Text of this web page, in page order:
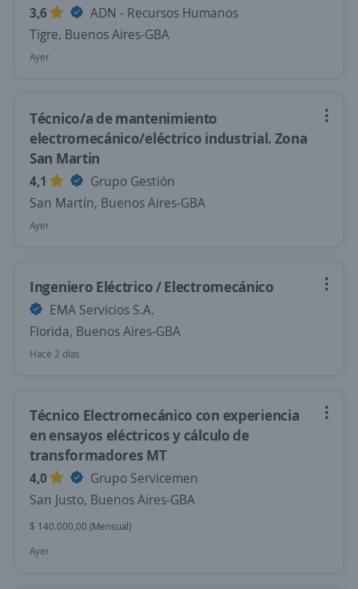
3,6
ADN - Recursos Humanos
Tigre, Buenos Aires-GBA
Ayer
Técnico/a de mantenimiento
electromecánico/eléctrico industrial. Zona
San Martin
4,1
Grupo Gestión
San Martín, Buenos Aires-GBA
Ayer
Ingeniero Eléctrico / Electromecánico
EMA Servicios S.A.
Florida, Buenos Aires-GBA
Hace 2 días
Técnico Electromecánico con experiencia
en ensayos eléctricos y cálculo de
transformadores MT
4,0
Grupo Servicemen
San Justo, Buenos Aires-GBA
$ 140.000,00 (Mensual)
Ayer